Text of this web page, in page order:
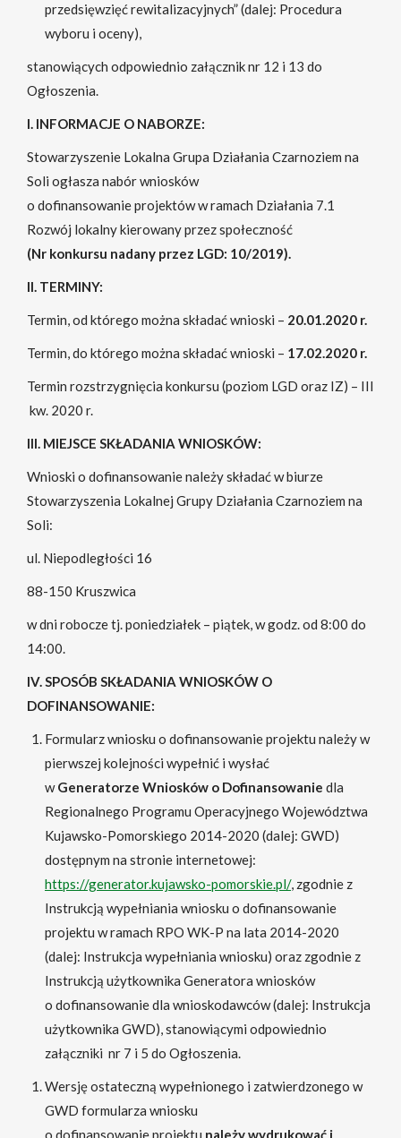
przedsięwzięć rewitalizacyjnych” (dalej: Procedura
wyboru i oceny),
stanowiących odpowiednio załącznik nr 12 i 13 do
Ogłoszenia.
I. INFORMACJE O NABORZE:
Stowarzyszenie Lokalna Grupa Działania Czarnoziem na
Soli ogłasza nabór wniosków
o dofinansowanie projektów w ramach Działania 7.1
Rozwój lokalny kierowany przez społeczność
(Nr konkursu nadany przez LGD: 10/2019).
II. TERMINY:
Termin, od którego można składać wnioski – 20.01.2020 r.
Termin, do którego można składać wnioski – 17.02.2020 r.
Termin rozstrzygnięcia konkursu (poziom LGD oraz IZ) – III
kw. 2020 r.
III. MIEJSCE SKŁADANIA WNIOSKÓW:
Wnioski o dofinansowanie należy składać w biurze
Stowarzyszenia Lokalnej Grupy Działania Czarnoziem na
Soli:
ul. Niepodległości 16
88-150 Kruszwica
w dni robocze tj. poniedziałek – piątek, w godz. od 8:00 do
14:00.
IV. SPOSÓB SKŁADANIA WNIOSKÓW O
DOFINANSOWANIE:
Formularz wniosku o dofinansowanie projektu należy w
pierwszej kolejności wypełnić i wysłać
wGeneratorze Wniosków o Dofinansowanie dla
Regionalnego Programu Operacyjnego Województwa
Kujawsko-Pomorskiego 2014-2020 (dalej: GWD)
dostępnym na stronie internetowej:
https://generator.kujawsko-pomorskie.pl/, zgodnie z
Instrukcją wypełniania wniosku o dofinansowanie
projektu w ramach RPO WK-P na lata 2014-2020
(dalej: Instrukcja wypełniania wniosku) oraz zgodnie z
Instrukcją użytkownika Generatora wniosków
o dofinansowanie dla wnioskodawców (dalej: Instrukcja
użytkownika GWD), stanowiącymi odpowiednio
załączniki nr 7 i 5 do Ogłoszenia.
Wersję ostateczną wypełnionego i zatwierdzonego w
GWD formularza wniosku
o dofinansowanie projektu należy wydrukować i